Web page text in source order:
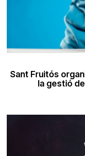
Sant Fruitós
la gestió